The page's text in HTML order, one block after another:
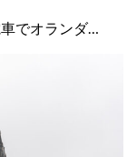
でオランダ…